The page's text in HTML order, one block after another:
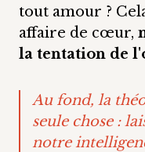
tout amour ?
affaire de cœur,
la tentation de
Au fond, la
seule chose :
notre